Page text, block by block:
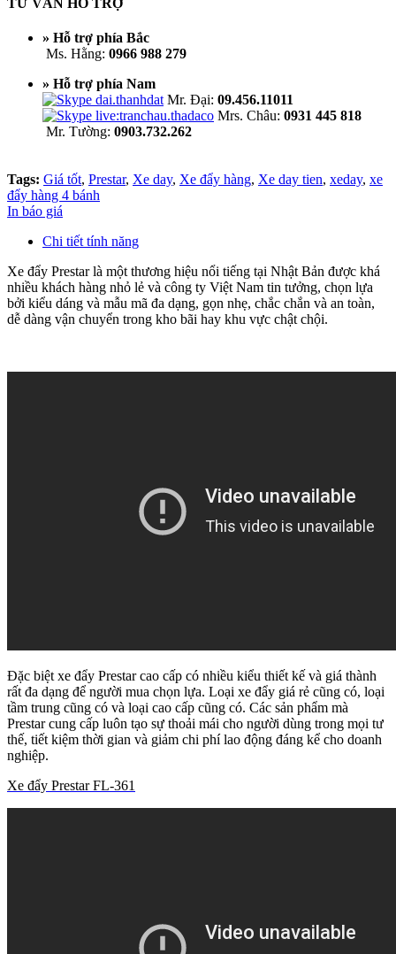
TƯ VẤN HỖ TRỢ
» Hỗ trợ phía Bắc
Ms. Hằng: 0966 988 279
» Hỗ trợ phía Nam
Mr. Đại: 09.456.11011
Mrs. Châu: 0931 445 818
Mr. Tường: 0903.732.262
Tags: Giá tốt, Prestar, Xe day, Xe đẩy hàng, Xe day tien, xeday, xe
đẩy hàng 4 bánh
In báo giá
Chi tiết tính năng
Xe đẩy Prestar là một thương hiệu nổi tiếng tại Nhật Bản được khá
nhiều khách hàng nhỏ lẻ và công ty Việt Nam tin tưởng, chọn lựa
bởi kiểu dáng và mẫu mã đa dạng, gọn nhẹ, chắc chắn và an toàn,
dễ dàng vận chuyển trong kho bãi hay khu vực chật chội.
Đặc biệt xe đẩy Prestar cao cấp có nhiều kiểu thiết kế và giá thành
rất đa dạng để người mua chọn lựa. Loại xe đẩy giá rẻ cũng có, loại
tầm trung cũng có và loại cao cấp cũng có. Các sản phẩm mà
Prestar cung cấp luôn tạo sự thoải mái cho người dùng trong mọi tư
thế, tiết kiệm thời gian và giảm chi phí lao động đáng kể cho doanh
nghiệp.
Xe đẩy Prestar FL-361